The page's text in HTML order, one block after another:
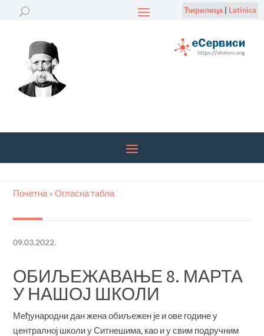
Ћирилица| Latinica
Почетна »Огласна табла
09.03.2022.
ОБИЉЕЖАВАЊЕ 8. МАРТА
У НАШОЈ ШКОЛИ
Међународни дан жена обиљежен је и ове године у
централној школи у Ситнешима, као и у свим подручним